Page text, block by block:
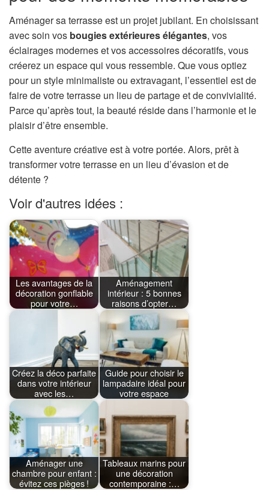
Aménager sa terrasse est un projet jubilant. En choisissant
avec soin vos bougies extérieures élégantes, vos
éclairages modernes et vos accessoires décoratifs, vous
créerez un espace qui vous ressemble. Que vous optiez
pour un style minimaliste ou extravagant, l’essentiel est de
faire de votre terrasse un lieu de partage et de convivialité.
Parce qu’après tout, la beauté réside dans l’harmonie et le
plaisir d’être ensemble.
Cette aventure créative est à votre portée. Alors, prêt à
transformer votre terrasse en un lieu d’évasion et de
détente ?
Voir d'autres idées :
Les avantages de la
décoration gonflable
pour votre…
Aménagement
intérieur : 5 bonnes
raisons d’opter…
Créez la déco parfaite
dans votre intérieur
avec les…
Guide pour choisir le
lampadaire idéal pour
votre espace
Aménager une
chambre pour enfant :
évitez ces pièges !
Tableaux marins pour
une décoration
contemporaine :…